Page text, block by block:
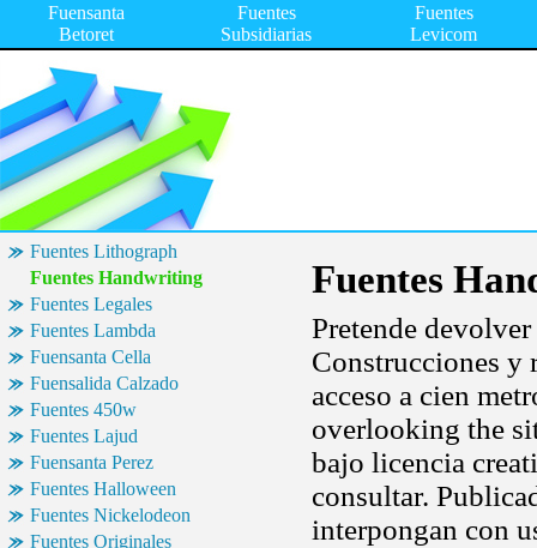
Fuensanta
Betoret
Fuentes
Subsidiarias
Fuentes
Levicom
Fuentes Lithograph
Fuentes Handwriting
Fuentes Legales
Fuentes Lambda
Fuensanta Cella
Fuensalida Calzado
Fuentes 450w
Fuentes Lajud
Fuensanta Perez
Fuentes Halloween
Fuentes Nickelodeon
Fuentes Originales
Fuentes
Pretende
Construcciones y
acceso a cien
overlooking the
bajo licencia
consultar.
interpongan con